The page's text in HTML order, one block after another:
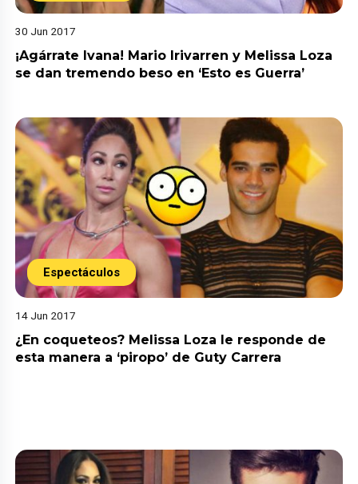
30 Jun 2017
¡Agárrate Ivana! Mario Irivarren y Melissa Loza
se dan tremendo beso en ‘Esto es Guerra’
Espectáculos
14 Jun 2017
¿En coqueteos? Melissa Loza le responde de
esta manera a ‘piropo’ de Guty Carrera